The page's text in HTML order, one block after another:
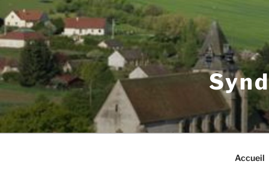
contenu
principal
Accueil